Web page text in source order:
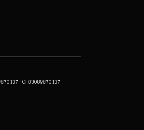
- CF.03089870137